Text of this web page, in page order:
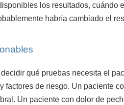
los resultados, cuándo
habría cambiado el
qué pruebas necesita el
factores de riesgo. Un paciente
Un paciente con dolor de